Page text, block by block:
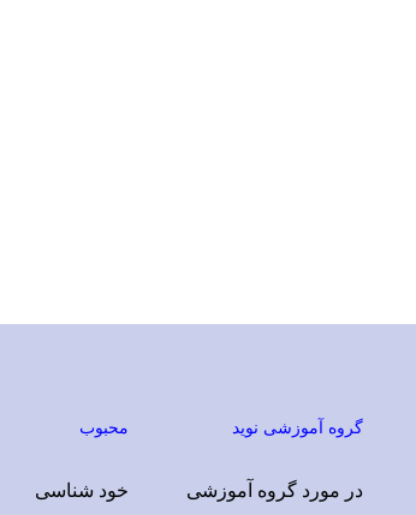
گروه آموزشی نوید
در مورد گروه آموزشی
محبوب
خود شناسی